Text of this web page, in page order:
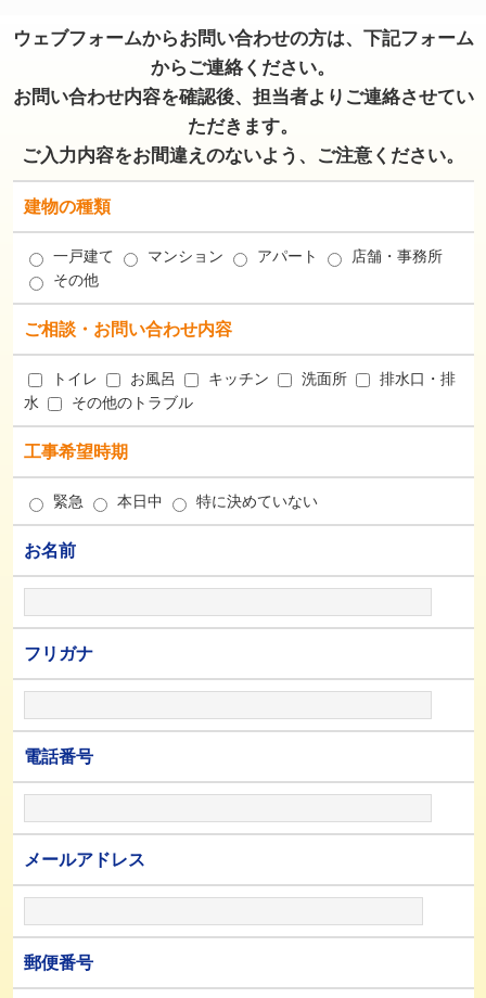
ウェブフォームからお問い合わせの方は、下記フォーム
からご連絡ください。
お問い合わせ内容を確認後、担当者よりご連絡させてい
ただきます。
ご入力内容をお間違えのないよう、ご注意ください。
建物の種類
一戸建て マンション アパート
店舗・事務所
その他
ご相談・お問い合わせ内容
トイレ お風呂 キッチン 洗面所
排水口・排
水
その他のトラブル
工事希望時期
緊急 本日中 特に決めていない
お名前
フリガナ
電話番号
メールアドレス
郵便番号